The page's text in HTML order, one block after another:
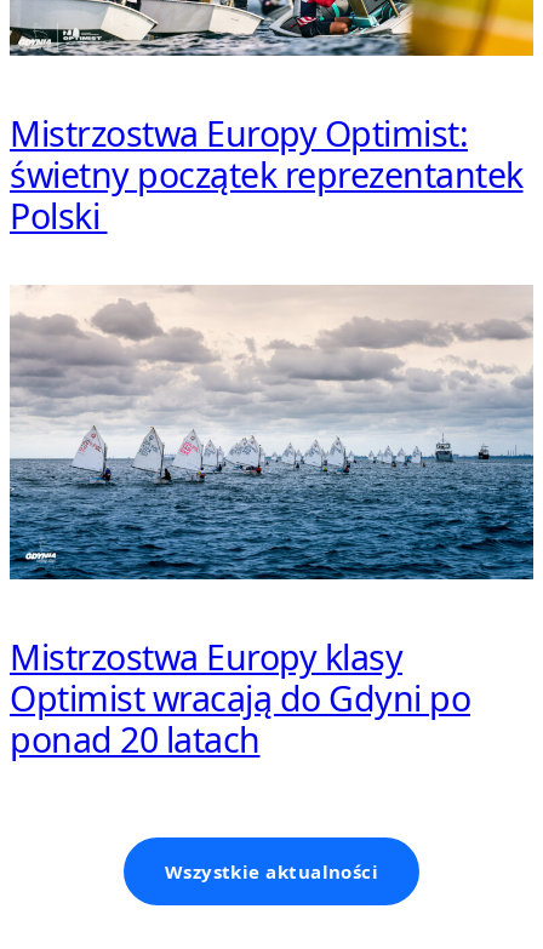
Mistrzostwa Europy Optimist:
świetny początek reprezentantek
Polski
Mistrzostwa Europy klasy
Optimist wracają do Gdyni po
ponad 20 latach
Wszystkie aktualności